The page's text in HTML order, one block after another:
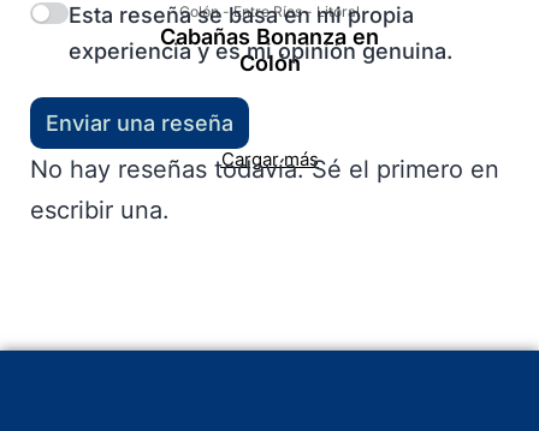
Colón-Entre Ríos- Litoral
Cabañas Bonanza en
Colón
Cargar más
Esta reseña se basa en mi propia
experiencia y es mi opinión genuina.
Enviar una reseña
No hay reseñas todavía. Sé el primero en
escribir una.